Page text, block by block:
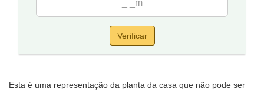
Verificar
Esta é uma representação da planta da casa que não pode ser